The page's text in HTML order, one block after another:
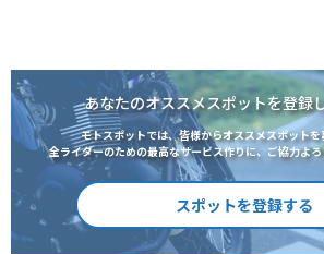
あなたのオススメスポットを登録
モトスポットでは、皆様からオススメスポット
全ライダーのための最高なサービス作りに、ご協力よろ
スポットを登録する